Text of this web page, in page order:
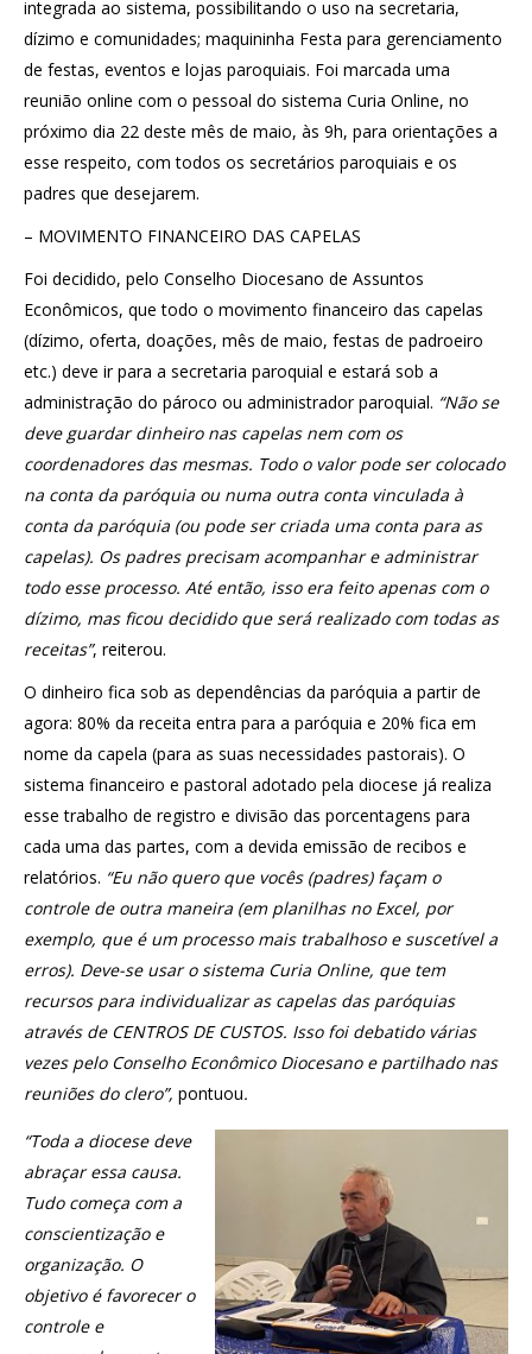
integrada ao sistema, possibilitando o uso na secretaria,
dízimo e comunidades; maquininha Festa para gerenciamento
de festas, eventos e lojas paroquiais. Foi marcada uma
reunião online com o pessoal do sistema Curia Online, no
próximo dia 22 deste mês de maio, às 9h, para orientações a
esse respeito, com todos os secretários paroquiais e os
padres que desejarem.
– MOVIMENTO FINANCEIRO DAS CAPELAS
Foi decidido, pelo Conselho Diocesano de Assuntos
Econômicos, que todo o movimento financeiro das capelas
(dízimo, oferta, doações, mês de maio, festas de padroeiro
etc.) deve ir para a secretaria paroquial e estará sob a
administração do pároco ou administrador paroquial. “Não se
deve guardar dinheiro nas capelas nem com os
coordenadores das mesmas. Todo o valor pode ser colocado
na conta da paróquia ou numa outra conta vinculada à
conta da paróquia (ou pode ser criada uma conta para as
capelas). Os padres precisam acompanhar e administrar
todo esse processo. Até então, isso era feito apenas com o
dízimo, mas ficou decidido que será realizado com todas as
receitas”, reiterou.
O dinheiro fica sob as dependências da paróquia a partir de
agora: 80% da receita entra para a paróquia e 20% fica em
nome da capela (para as suas necessidades pastorais). O
sistema financeiro e pastoral adotado pela diocese já realiza
esse trabalho de registro e divisão das porcentagens para
cada uma das partes, com a devida emissão de recibos e
relatórios. “Eu não quero que vocês (padres) façam o
controle de outra maneira (em planilhas no Excel, por
exemplo, que é um processo mais trabalhoso e suscetível a
erros). Deve-se usar o sistema Curia Online, que tem
recursos para individualizar as capelas das paróquias
através de CENTROS DE CUSTOS. Isso foi debatido várias
vezes pelo Conselho Econômico Diocesano e partilhado nas
reuniões do clero”, pontuou.
“Toda a diocese deve
abraçar essa causa.
Tudo começa com a
conscientização e
organização. O
objetivo é favorecer o
controle e